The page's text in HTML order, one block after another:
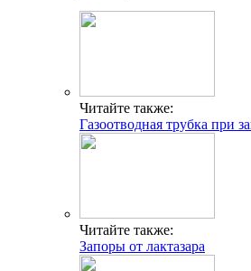
Читайте также:
Газоотводная трубка при
Читайте также:
Запоры от лактазара